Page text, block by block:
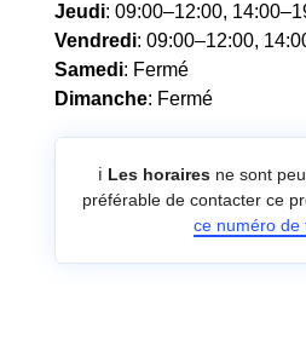
Jeudi: 09:00–12:00,
Vendredi: 09:00–12:00,
Samedi: Fermé
Dimanche: Fermé
ℹ️ Les horaires ne sont
préférable de contacter ce
ce numéro de